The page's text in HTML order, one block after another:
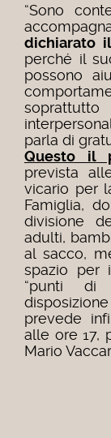
“Sono
dichiarato
perché il
possono
parla di
Questo il
prevista
vicario per
Famiglia,
divisione
adulti,
al sacco,
spazio per
“punti di
prevede
alle ore 17,
Mario